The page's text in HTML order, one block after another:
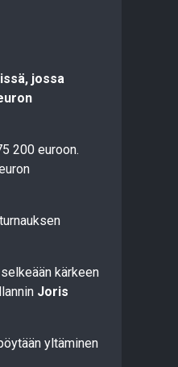
jossa
200 euroon.
kärkeen
Joris
yltäminen